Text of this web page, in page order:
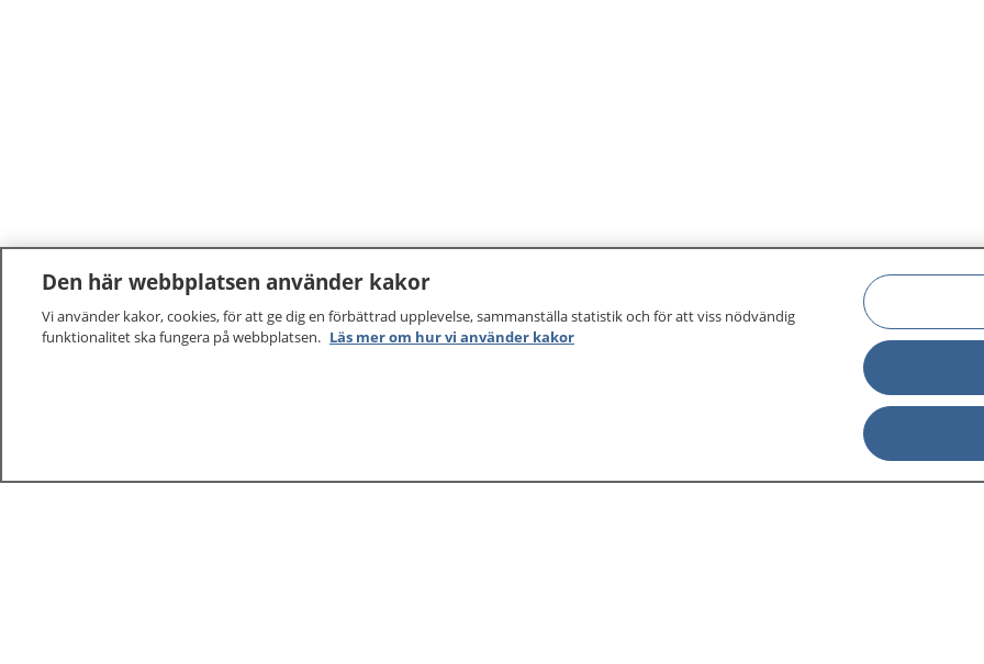
Den här webbplatsen använder kakor
Vi använder kakor, cookies, för att ge dig en förbättrad upplevelse, sammanställa statistik och för att viss nödvändig
funktionalitet ska fungera på webbplatsen. Läs mer om hur vi använder kakor